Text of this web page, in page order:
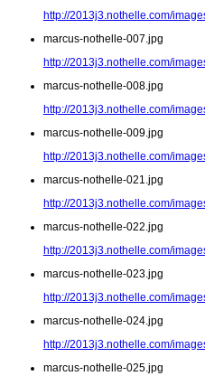
http://2013j3.nothelle.com/
marcus-nothelle-007.jpg
http://2013j3.nothelle.com/
marcus-nothelle-008.jpg
http://2013j3.nothelle.com/
marcus-nothelle-009.jpg
http://2013j3.nothelle.com/
marcus-nothelle-021.jpg
http://2013j3.nothelle.com/
marcus-nothelle-022.jpg
http://2013j3.nothelle.com/
marcus-nothelle-023.jpg
http://2013j3.nothelle.com/
marcus-nothelle-024.jpg
http://2013j3.nothelle.com/
marcus-nothelle-025.jpg